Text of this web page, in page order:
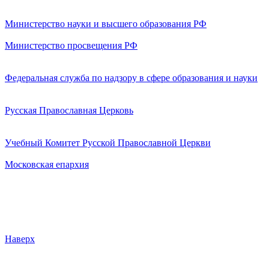
Министерство науки и высшего образования РФ
Министерство просвещения РФ
Федеральная служба по надзору в сфере образования и науки
Русская Православная Церковь
Учебный Комитет Русской Православной Церкви
Московская епархия
Наверх